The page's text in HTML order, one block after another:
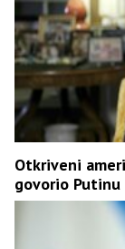
Otkriveni
govorio Putinu